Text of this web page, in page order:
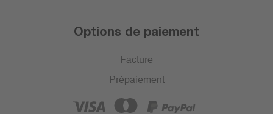
Options de paiement
Facture
Prépaiement